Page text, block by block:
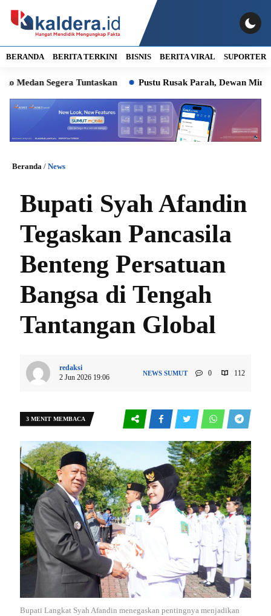
BERANDA BERITA TERKINI BISNIS BERITA VIRAL SUPORTER
Segera Tuntaskan Pustu Rusak Parah, Dewan Minta Wali
Beranda / News
Bupati Syah Afandin
Tegaskan Pancasila
Benteng Persatuan
Bangsa di Tengah
Tantangan Global
redaksi
2 Jun 2026 19:06
NEWS SUMUT 0 112
3 MENIT MEMBACA
Bupati Langkat Syah Afandin menegaskan pentingnya menjadikan